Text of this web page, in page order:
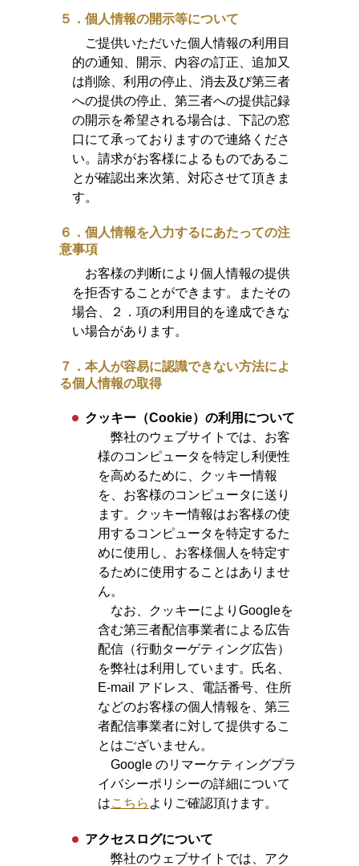
５．個人情報の開示等について
ご提供いただいた個人情報の利用目
的の通知、開示、内容の訂正、追加又
は削除、利用の停止、消去及び第三者
への提供の停止、第三者への提供記録
の開示を希望される場合は、下記の窓
口にて承っておりますので連絡くださ
い。請求がお客様によるものであるこ
とが確認出来次第、対応させて頂きま
す。
６．個人情報を入力するにあたっての注
意事項
お客様の判断により個人情報の提供
を拒否することができます。またその
場合、２．項の利用目的を達成できな
い場合があります。
７．本人が容易に認識できない方法によ
る個人情報の取得
クッキー（Cookie）の利用について
弊社のウェブサイトでは、お客
様のコンピュータを特定し利便性
を高めるために、クッキー情報
を、お客様のコンピュータに送り
ます。クッキー情報はお客様の使
用するコンピュータを特定するた
めに使用し、お客様個人を特定す
るために使用することはありませ
ん。
なお、クッキーによりGoogleを
含む第三者配信事業者による広告
配信（行動ターゲティング広告）
を弊社は利用しています。氏名、
E-mail アドレス、電話番号、住所
などのお客様の個人情報を、第三
者配信事業者に対して提供するこ
とはございません。
Google のリマーケティングプラ
イバシーポリシーの詳細について
はこちら よりご確認頂けます。
アクセスログについて
弊社のウェブサイトでは、アク